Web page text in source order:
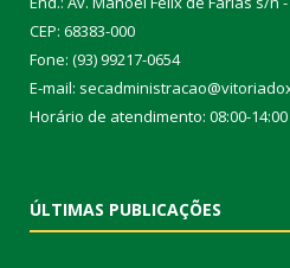
CEP: 68383-000
Fone: (93) 99217-0654
E-mail:
Horário de atendimento: 08:00-
ÚLTIMAS PUBLICAÇÕES